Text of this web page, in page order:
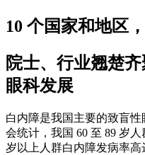
10 个国家和地区
院士、行业翘楚
眼科发展
白内障是我国主要的致盲
会统计，我国 60 至 89 岁
岁以上人群白内障发病率